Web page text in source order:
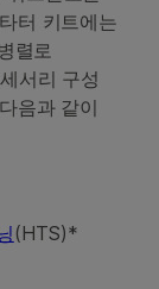
터 키트에는
렬로
서리 구성
음과 같이
(HTS)*